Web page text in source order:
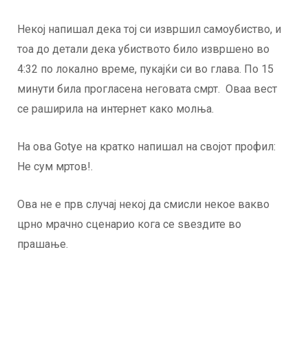
Некој напишал дека тој си извршил самоубиство, и
тоа до детали дека убиството било извршено во
4:32 по локално време, пукајќи си во глава. По 15
минути била прогласена неговата смрт. Оваа вест
се раширила на интернет како молња.
На ова Gotye на кратко напишал на својот профил:
Не сум мртов!.
Ова не е прв случај некој да смисли некое вакво
црно мрачно сценарио кога се ѕвездите во
прашање.